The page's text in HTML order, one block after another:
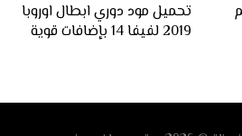
تحميل مود دوري ابطال اوروبا
2019 لفيفا 14 بإضافات قوية